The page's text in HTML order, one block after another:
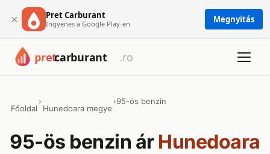
× Pret Carburant
Ingyenes a Google Play-en Megnyitás
Főoldal
›
Hunedoara megye
›95-ös benzin
95-ös benzin ár Hunedoara